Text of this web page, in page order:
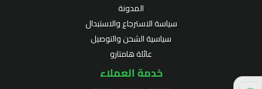
المدونة
سياسة الاسترجاع والاستبدال
سياسية الشحن والتوصيل
عائلة هامتارو
خدمة العملاء